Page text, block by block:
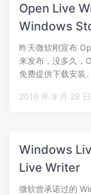
Open Live
Windows
昨天微软刚宣布
来发布，没多久，
免费提供下载安装
Windows
Live Writer
微软曾承诺过的